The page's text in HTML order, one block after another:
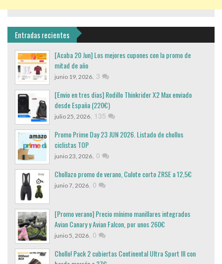
Entradas recientes
[Acaba 20 Jun] Los mejores cupones con la promo de
mitad de año
junio 19, 2026, 3
[Envio en tres dias] Rodillo Thinkrider X2 Max enviado
desde España (220€)
julio 25, 2026, 135
Promo Prime Day 23 JUN 2026. Listado de chollos
ciclistas TOP
junio 23, 2026, 0
Chollazo promo de verano, Culote corto ZRSE a 12,5€
junio 7, 2026, 0
[Promo verano] Precio mínimo manillares integrados
Avian Canary y Avian Falcon, por unos 260€
junio 5, 2026, 0
Chollo! Pack 2 cubiertas Continental Ultra Sport III con